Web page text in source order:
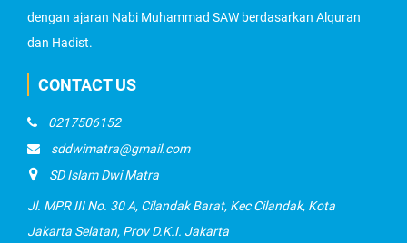
dengan ajaran Nabi Muhammad SAW berdasarkan Alquran
dan Hadist.
CONTACT US
0217506152
sddwimatra@gmail.com
SD Islam Dwi Matra
Jl. MPR III No. 30 A, Cilandak Barat, Kec Cilandak, Kota
Jakarta Selatan, Prov D.K.I. Jakarta